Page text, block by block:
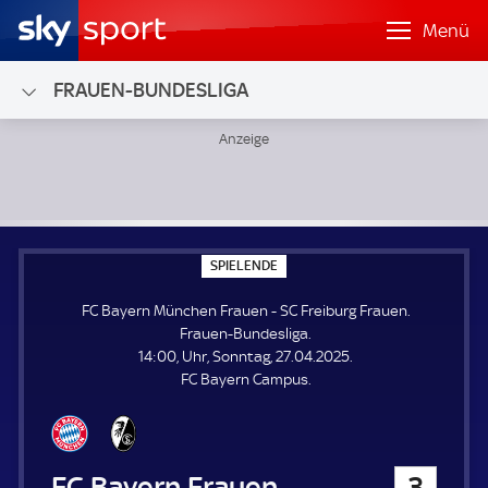
Menü
FRAUEN-BUNDESLIGA
SPIELENDE
P
E
E
N
E
FC Bayern München Frauen - SC Freiburg Frauen.
Frauen-Bundesliga.
14:00, Uhr, Sonntag, 27.04.2025.
FC Bayern Campus.